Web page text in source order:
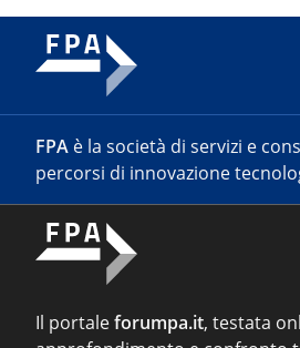
FPA è la società di servizi e
percorsi di innovazione
Il portaleforumpa.it, testata